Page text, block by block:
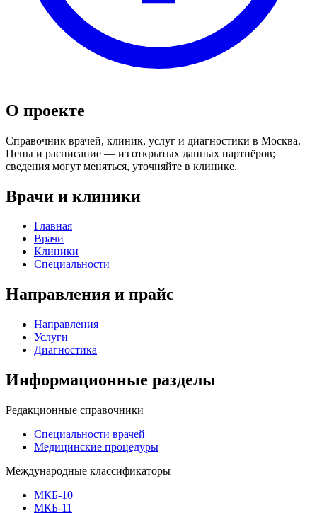
О проекте
Справочник врачей, клиник, услуг и диагностики в Москва.
Цены и расписание — из открытых данных партнёров;
сведения могут меняться, уточняйте в клинике.
Врачи и клиники
Главная
Врачи
Клиники
Специальности
Направления и прайс
Направления
Услуги
Диагностика
Информационные разделы
Редакционные справочники
Специальности врачей
Медицинские процедуры
Международные классификаторы
МКБ-10
МКБ-11